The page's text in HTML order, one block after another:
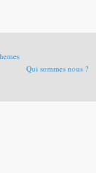
Qui sommes nous ?